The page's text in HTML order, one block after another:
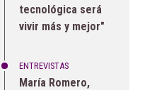
tecnológica será
vivir más y mejor"
ENTREVISTAS
María Romero,